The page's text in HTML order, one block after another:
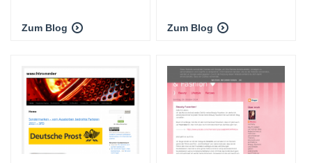
Zum Blog Zum Blog